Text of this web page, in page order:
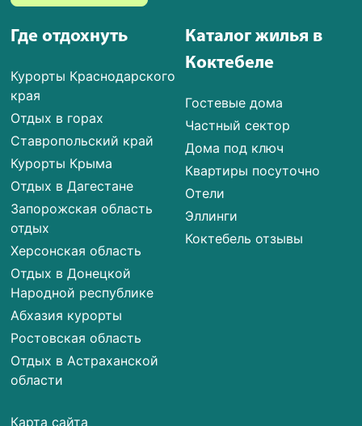
Где отдохнуть
Курорты Краснодарского
края
Отдых в горах
Ставропольский край
Курорты Крыма
Отдых в Дагестане
Запорожская область
отдых
Херсонская область
Отдых в Донецкой
Народной республике
Абхазия курорты
Ростовская область
Отдых в Астраханской
области
Карта сайта
Каталог жилья в
Коктебеле
Гостевые дома
Частный сектор
Дома под ключ
Квартиры посуточно
Отели
Эллинги
Коктебель отзывы